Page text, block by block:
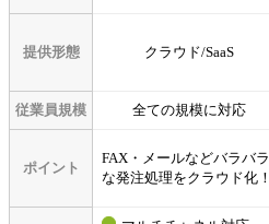
提供形態 クラウド/SaaS
従業員規模 全ての規模に対応
ポイント
FAX・メールなどバラバラ
な発注処理をクラウド化！